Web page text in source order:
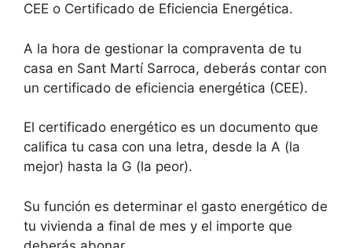
CEE o Certificado de Eficiencia Energética.
A la hora de gestionar la compraventa de tu
casa en Sant Martí Sarroca, deberás contar con
un certificado de eficiencia energética (CEE).
El certificado energético es un documento que
califica tu casa con una letra, desde la A (la
mejor) hasta la G (la peor).
Su función es determinar el gasto energético de
tu vivienda a final de mes y el importe que